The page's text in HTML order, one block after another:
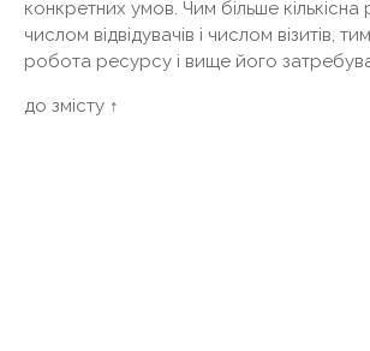
конкретних умов. Чим більше кількісна
числом відвідувачів і числом візитів,
робота ресурсу і вище його
до змісту ↑